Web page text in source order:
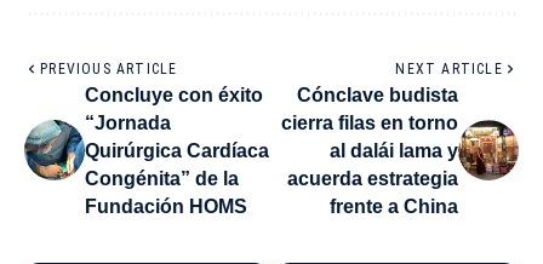
PREVIOUS ARTICLE
Concluye con éxito
“Jornada
Quirúrgica Cardíaca
Congénita” de la
Fundación HOMS
NEXT ARTICLE
Cónclave budista
cierra filas en torno
al dalái lama y
acuerda estrategia
frente a China